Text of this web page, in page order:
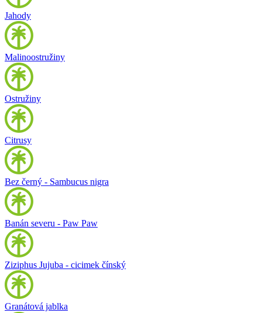
Jahody
Malinoostružiny
Ostružiny
Citrusy
Bez černý - Sambucus nigra
Banán severu - Paw Paw
Ziziphus Jujuba - cicimek čínský
Granátová jablka